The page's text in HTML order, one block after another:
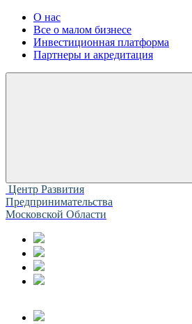
О нас
Все о малом бизнесе
Инвестиционная платформа
Партнеры и акредитация
Центр Развития
Предпринимательства
Московской Области